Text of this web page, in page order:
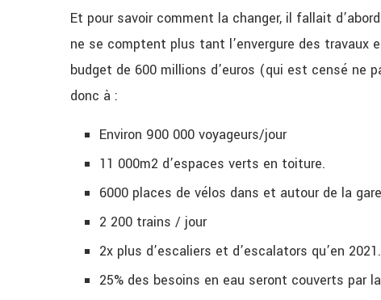
Et pour savoir comment la changer, il fallait
ne se comptent plus tant l’envergure des travaux
budget de 600 millions d’euros (qui est censé ne
donc à :
Environ 900 000 voyageurs/jour
11 000m2 d’espaces verts en toiture.
6000 places de vélos dans et autour de la
2 200 trains / jour
2x plus d’escaliers et d’escalators qu’en 2021.
25% des besoins en eau seront couverts par